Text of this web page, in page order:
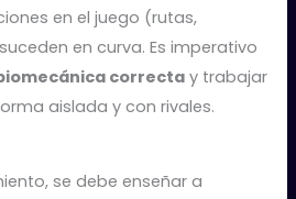
en el juego (rutas,
en curva. Es imperativo
correcta y trabajar
aislada y con rivales.
se debe enseñar a